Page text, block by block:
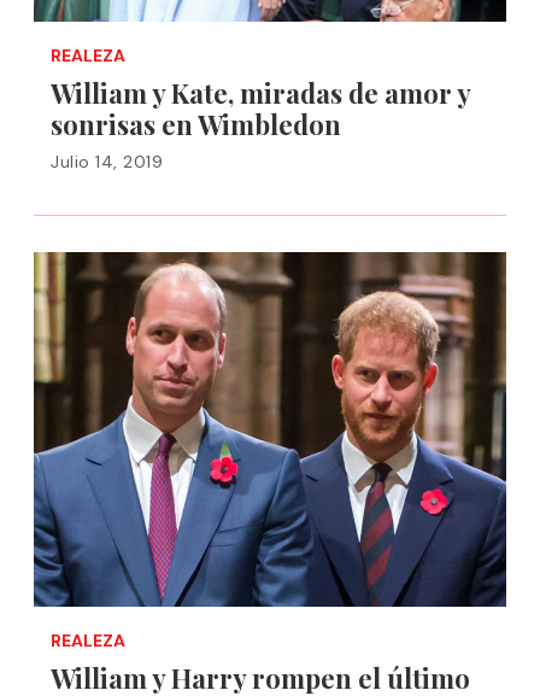
REALEZA
William y Kate, miradas de amor y
sonrisas en Wimbledon
Julio 14, 2019
REALEZA
William y Harry rompen el último